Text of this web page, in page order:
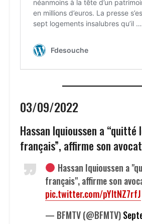
03/09/2022
Hassan Iquioussen a
français”, affirme son
Hassan Iquioussen a
français", affirme son
pic.twitter.com/pYltNZ7rfJ
— BFMTV (@BFMTV)